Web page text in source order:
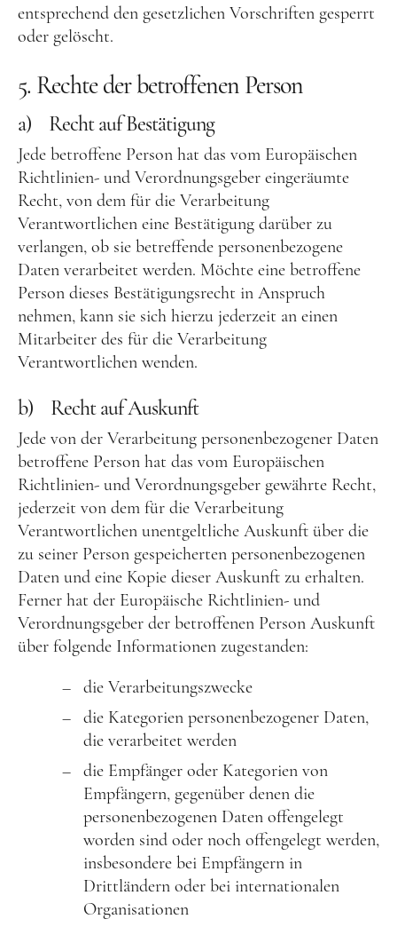
entsprechend den gesetzlichen Vorschriften gesperrt
oder gelöscht.
5. Rechte der betroffenen Person
a) Recht auf Bestätigung
Jede betroffene Person hat das vom Europäischen
Richtlinien- und Verordnungsgeber eingeräumte
Recht, von dem für die Verarbeitung
Verantwortlichen eine Bestätigung darüber zu
verlangen, ob sie betreffende personenbezogene
Daten verarbeitet werden. Möchte eine betroffene
Person dieses Bestätigungsrecht in Anspruch
nehmen, kann sie sich hierzu jederzeit an einen
Mitarbeiter des für die Verarbeitung
Verantwortlichen wenden.
b) Recht auf Auskunft
Jede von der Verarbeitung personenbezogener Daten
betroffene Person hat das vom Europäischen
Richtlinien- und Verordnungsgeber gewährte Recht,
jederzeit von dem für die Verarbeitung
Verantwortlichen unentgeltliche Auskunft über die
zu seiner Person gespeicherten personenbezogenen
Daten und eine Kopie dieser Auskunft zu erhalten.
Ferner hat der Europäische Richtlinien- und
Verordnungsgeber der betroffenen Person Auskunft
über folgende Informationen zugestanden:
die Verarbeitungszwecke
die Kategorien personenbezogener Daten,
die verarbeitet werden
die Empfänger oder Kategorien von
Empfängern, gegenüber denen die
personenbezogenen Daten offengelegt
worden sind oder noch offengelegt werden,
insbesondere bei Empfängern in
Drittländern oder bei internationalen
Organisationen